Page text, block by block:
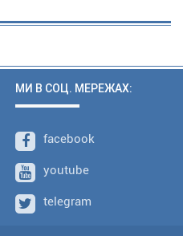
МИ В СОЦ. МЕРЕЖАХ:
facebook
youtube
telegram